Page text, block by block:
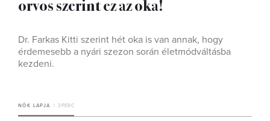
orvos szerint ez az oka!
Dr. Farkas Kitti szerint hét oka is van annak, hogy
érdemesebb a nyári szezon során életmódváltásba
kezdeni.
NŐK LAPJA 3 PERC